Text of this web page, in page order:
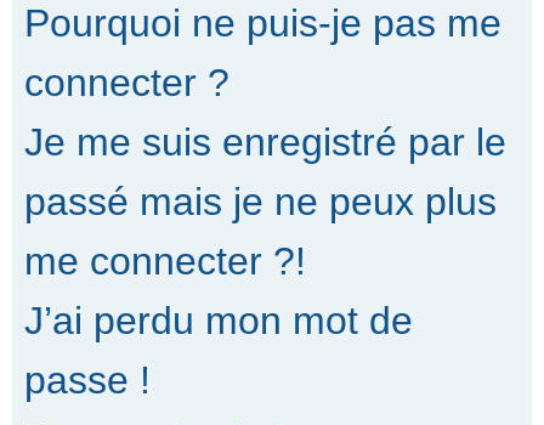
Pourquoi ne puis-je pas me
connecter ?
Je me suis enregistré par le
passé mais je ne peux plus
me connecter ?!
J’ai perdu mon mot de
passe !